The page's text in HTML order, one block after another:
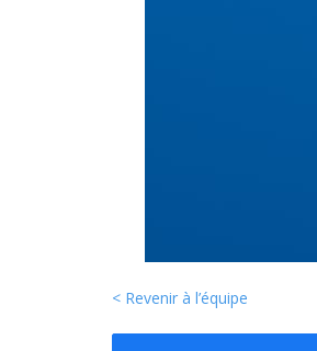
< Revenir à l’équipe